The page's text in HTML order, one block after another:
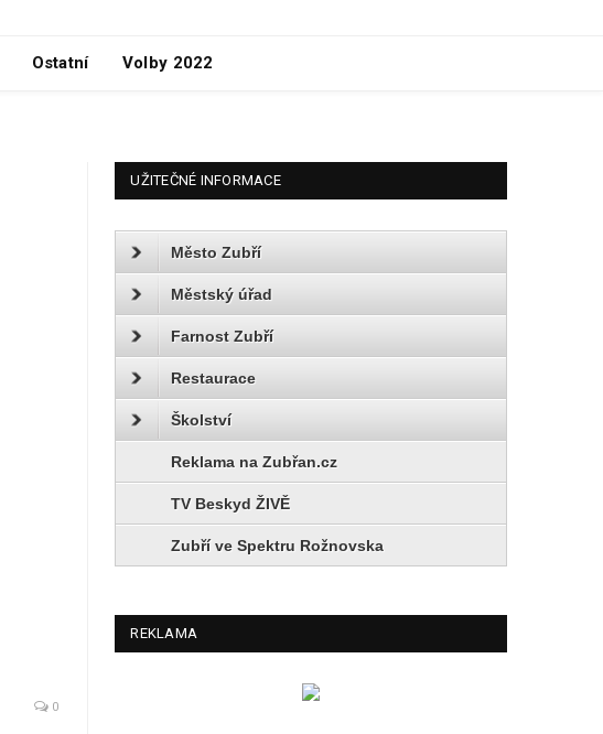
Ostatní Volby 2022
0
UŽITEČNÉ INFORMACE
Město Zubří
Městský úřad
Farnost Zubří
Restaurace
Školství
Reklama na Zubřan.cz
TV Beskyd ŽIVĚ
Zubří ve Spektru Rožnovska
REKLAMA